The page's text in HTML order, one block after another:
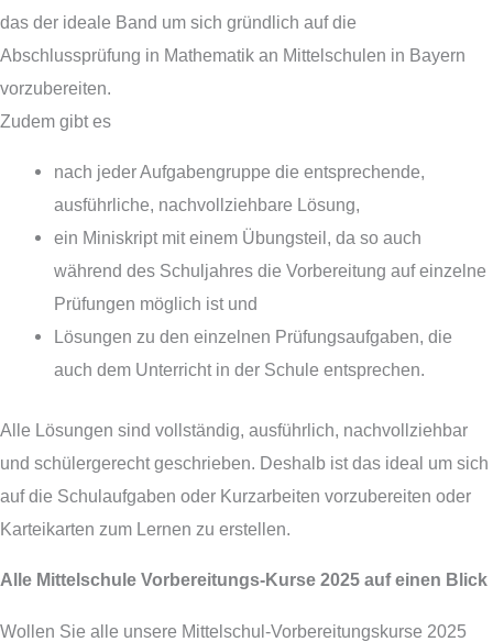
das der ideale Band um sich gründlich auf die
Abschlussprüfung in Mathematik an Mittelschulen in Bayern
vorzubereiten.
Zudem gibt es
nach jeder Aufgabengruppe die entsprechende,
ausführliche, nachvollziehbare Lösung,
ein Miniskript mit einem Übungsteil, da so auch
während des Schuljahres die Vorbereitung auf einzelne
Prüfungen möglich ist und
Lösungen zu den einzelnen Prüfungsaufgaben, die
auch dem Unterricht in der Schule entsprechen.
Alle Lösungen sind vollständig, ausführlich, nachvollziehbar
und schülergerecht geschrieben. Deshalb ist das ideal um sich
auf die Schulaufgaben oder Kurzarbeiten vorzubereiten oder
Karteikarten zum Lernen zu erstellen.
Alle Mittelschule Vorbereitungs-Kurse 2025 auf einen Blick
Wollen Sie alle unsere Mittelschul-Vorbereitungskurse 2025